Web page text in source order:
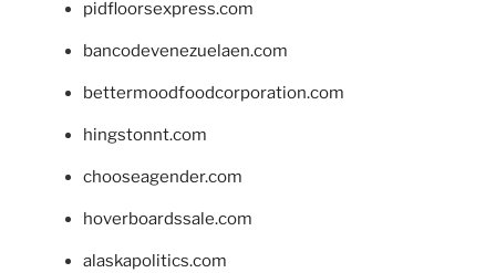
pidfloorsexpress.com
bancodevenezuelaen.com
bettermoodfoodcorporation.com
hingstonnt.com
chooseagender.com
hoverboardssale.com
alaskapolitics.com